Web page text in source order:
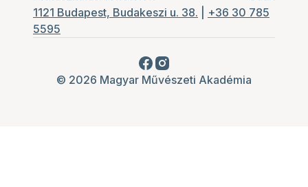
1121 Budapest, Budakeszi u. 38.
+36 30 785
5595
© 2026 Magyar Művészeti Akadémia